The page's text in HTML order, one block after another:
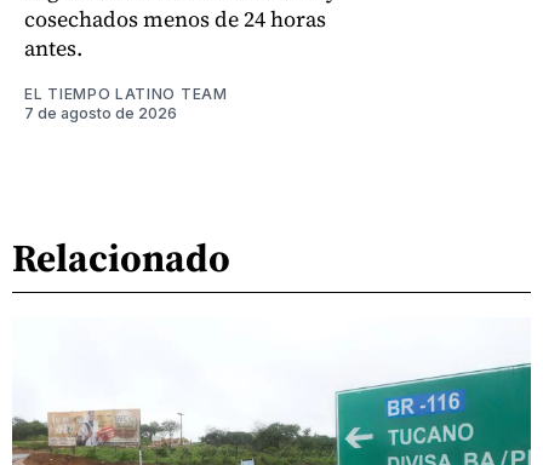
cosechados menos de 24 horas
antes.
EL TIEMPO LATINO TEAM
7 de agosto de 2026
Relacionado